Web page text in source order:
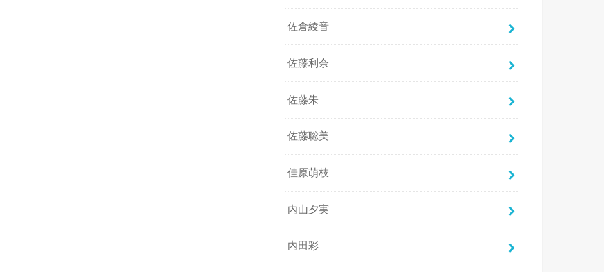
佐倉綾音
佐藤利奈
佐藤朱
佐藤聡美
佳原萌枝
内山夕実
内田彩